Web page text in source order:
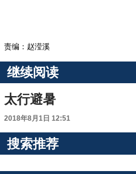
责编：赵滢溪
继续阅读
太行避暑
2018年8月1日 12:51
搜索推荐